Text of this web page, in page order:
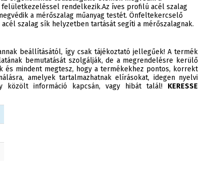
felületkezeléssel rendelkezik.Az íves profilú acél szalag
a mérőszalag műanyag testét. Önfeltekercselő
szalag sík helyzetben tartását segíti a mérőszalagnak.
beállításától, így csak tájékoztató jellegűek! A termék
bemutatását szolgálják, de a megrendelésre kerülő
és mindent megtesz, hogy a termékekhez pontos, korrekt
amelyek tartalmazhatnak elírásokat, idegen nyelvi
közölt információ kapcsán, vagy hibát talál! KERESSE